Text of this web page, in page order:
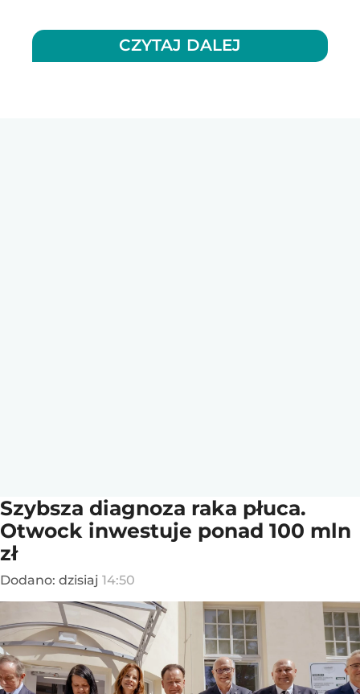
CZYTAJ DALEJ
Szybsza diagnoza raka płuca.
Otwock inwestuje ponad 100 mln
zł
Dodano: dzisiaj 14:50